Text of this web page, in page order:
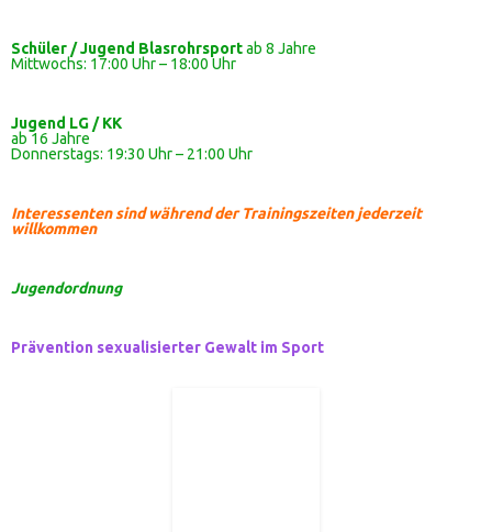
Schüler / Jugend Blasrohrsportab 8 Jahre
Mittwochs: 17:00 Uhr – 18:00 Uhr
Jugend LG / KK
ab 16 Jahre
Donnerstags: 19:30 Uhr – 21:00 Uhr
Interessenten sind während der Trainingszeiten jederzeit
willkommen
Jugendordnung
Prävention sexualisierter Gewalt im Sport